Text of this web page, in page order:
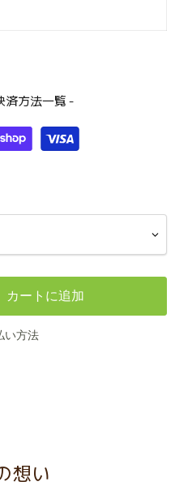
済方法一覧 -
カートに追加
い方法
想い